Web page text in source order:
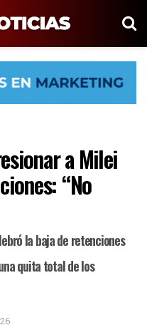
a Milei
“No
la baja de retenciones
quita total de los